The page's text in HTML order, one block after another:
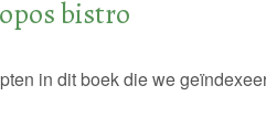
bistro
in dit boek die we